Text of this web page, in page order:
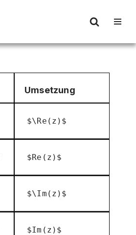
Umsetzung
$\Re(z)$
$Re(z)$
$\Im(z)$
$Im(z)$